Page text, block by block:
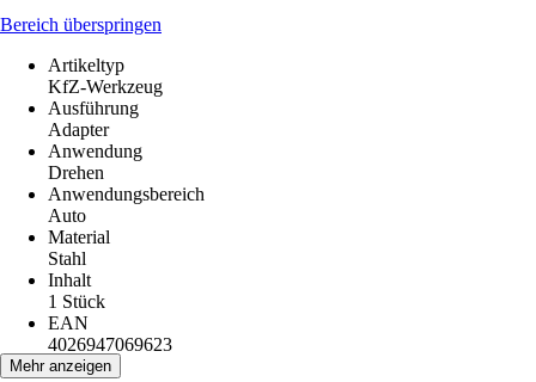
Bereich überspringen
Artikeltyp
KfZ-Werkzeug
Ausführung
Adapter
Anwendung
Drehen
Anwendungsbereich
Auto
Material
Stahl
Inhalt
1 Stück
EAN
4026947069623
Mehr anzeigen